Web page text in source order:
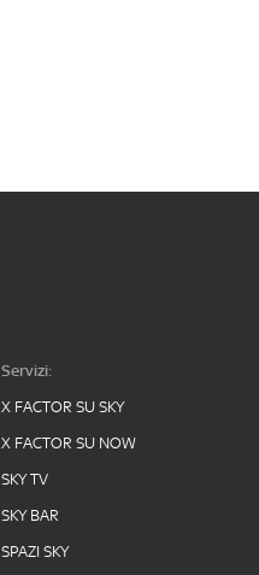
Servizi:
X FACTOR SU SKY
X FACTOR SU NOW
SKY TV
SKY BAR
SPAZI SKY